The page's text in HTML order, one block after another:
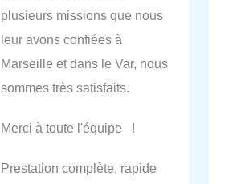
plusieurs missions que nous
leur avons confiées à
Marseille et dans le Var, nous
sommes très satisfaits.
Merci à toute l'équipe !
Prestation complète, rapide